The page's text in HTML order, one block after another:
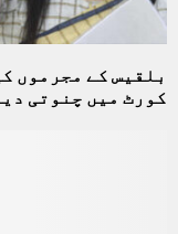
بلقیس کے مجرموں
کورٹ میں چنوتی